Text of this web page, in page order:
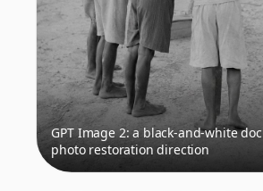
GPT Image 2: a black-and-white
photo restoration direction